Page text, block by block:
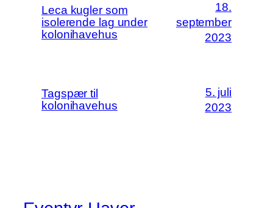
Leca kugler som
isolerende lag under
kolonihavehus
18.
september
2023
Tagspær til
kolonihavehus
5. juli
2023